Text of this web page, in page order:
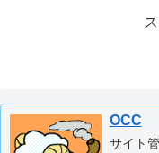
OCC
サイト